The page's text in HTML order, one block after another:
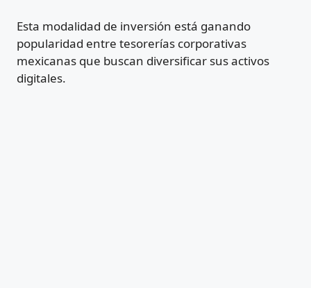
Esta modalidad de inversión está ganando
popularidad entre tesorerías corporativas
mexicanas que buscan diversificar sus activos
digitales.